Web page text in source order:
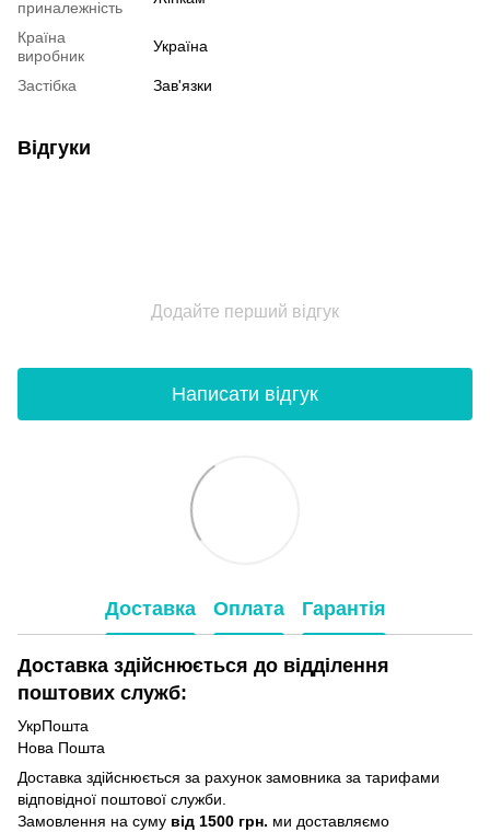
приналежність
Країна
виробник
Україна
Застібка Зав'язки
Відгуки
Додайте перший відгук
Написати відгук
Доставка Оплата Гарантія
Доставка здійснюється до відділення
поштових служб:
УкрПошта
Нова Пошта
Доставка здійснюється за рахунок замовника за тарифами
відповідної поштової служби.
Замовлення на суму від 1500 грн. ми доставляємо